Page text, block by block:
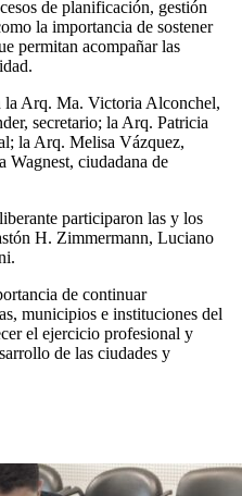
de planificación, gestión
la importancia de sostener
permitan acompañar las
Arq. Ma. Victoria Alconchel,
secretario; la Arq. Patricia
la Arq. Melisa Vázquez,
ciudadana de
participaron las y los
H. Zimmermann, Luciano
de continuar
municipios e instituciones del
el ejercicio profesional y
de las ciudades y